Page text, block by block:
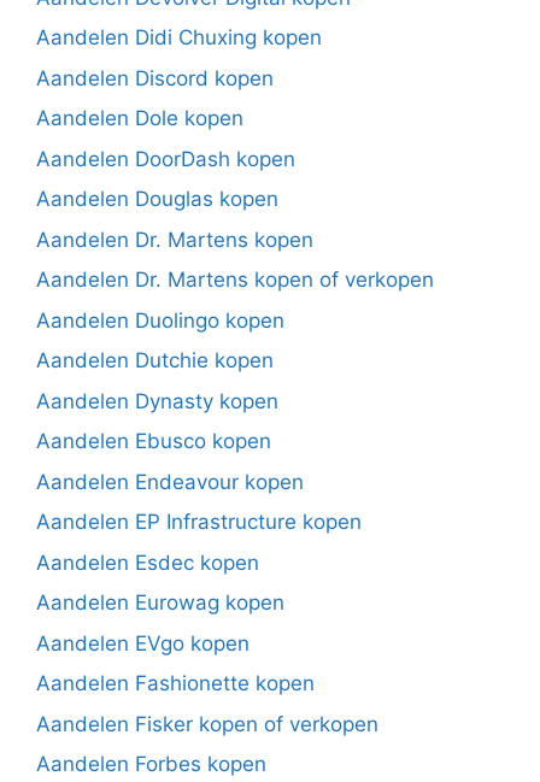
Aandelen Didi Chuxing kopen
Aandelen Discord kopen
Aandelen Dole kopen
Aandelen DoorDash kopen
Aandelen Douglas kopen
Aandelen Dr. Martens kopen
Aandelen Dr. Martens kopen of verkopen
Aandelen Duolingo kopen
Aandelen Dutchie kopen
Aandelen Dynasty kopen
Aandelen Ebusco kopen
Aandelen Endeavour kopen
Aandelen EP Infrastructure kopen
Aandelen Esdec kopen
Aandelen Eurowag kopen
Aandelen EVgo kopen
Aandelen Fashionette kopen
Aandelen Fisker kopen of verkopen
Aandelen Forbes kopen